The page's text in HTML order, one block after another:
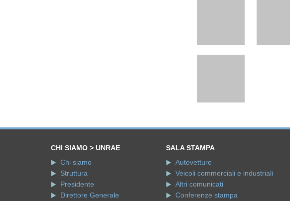
CHI SIAMO > UNRAE
Chi siamo
Struttura
Presidente
Direttore Generale
SALA STAMPA
Autovetture
Veicoli commerciali e industriali
Altri comunicati
Conferenze stampa